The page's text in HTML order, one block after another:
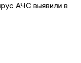
АЧС выявили в